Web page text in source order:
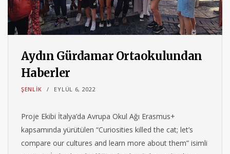
Aydın Gürdamar Ortaokulundan
Haberler
ŞENLIK EYLÜL 6, 2022
Proje Ekibi İtalya’da Avrupa Okul Ağı Erasmus+
kapsamında yürütülen “Curiosities killed the cat; let’s
compare our cultures and learn more about them” isimli